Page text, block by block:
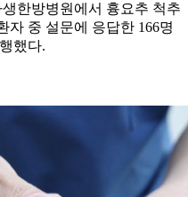
한방병원에서 흉요추 척추
자 중 설문에 응답한 166명
했다.